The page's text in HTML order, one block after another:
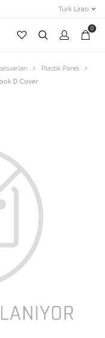
Türk Lirası
0
Plastik Panel
D Cover